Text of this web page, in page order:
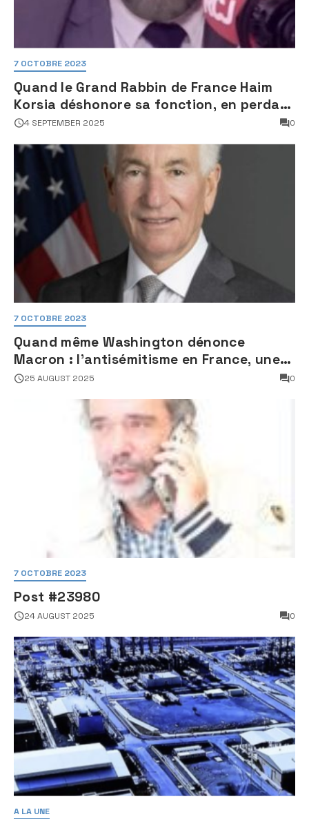
7 OCTOBRE 2023
Quand le Grand Rabbin de France Haim
Korsia déshonore sa fonction, en perdant
son sang froid
4 SEPTEMBER 2025 0
7 OCTOBRE 2023
Quand même Washington dénonce
Macron : l’antisémitisme en France, une
faillite d’État
25 AUGUST 2025 0
7 OCTOBRE 2023
Post #23980
24 AUGUST 2025 0
A LA UNE